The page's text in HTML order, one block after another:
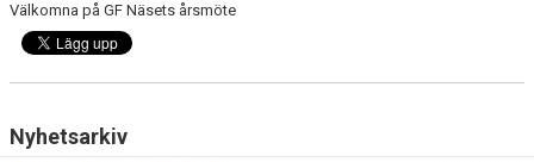
OM GF NÄSET
KONTAKT
Välkomna på GF Näsets årsmöte
Nyhetsarkiv